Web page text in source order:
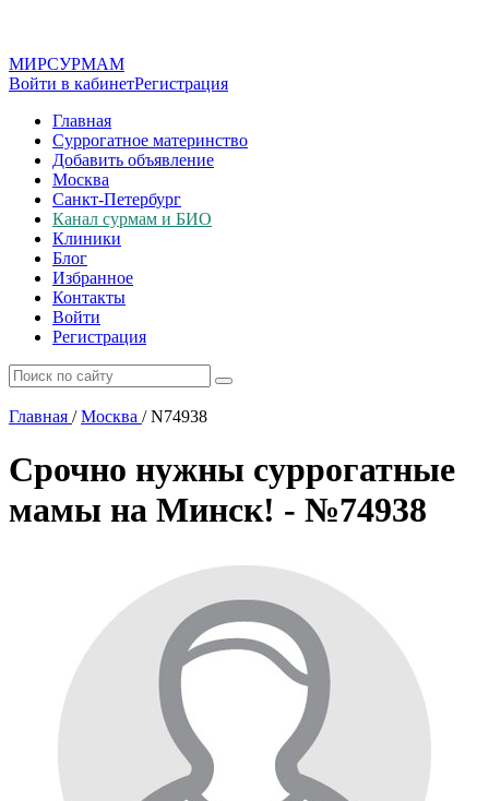
МИРСУРМАМ
Войти в кабинетРегистрация
Главная
Суррогатное материнство
Добавить объявление
Москва
Санкт-Петербург
Канал сурмам и БИО
Клиники
Блог
Избранное
Контакты
Войти
Регистрация
Главная / Москва /N74938
Срочно нужны суррогатные
мамы на Минск! - №74938